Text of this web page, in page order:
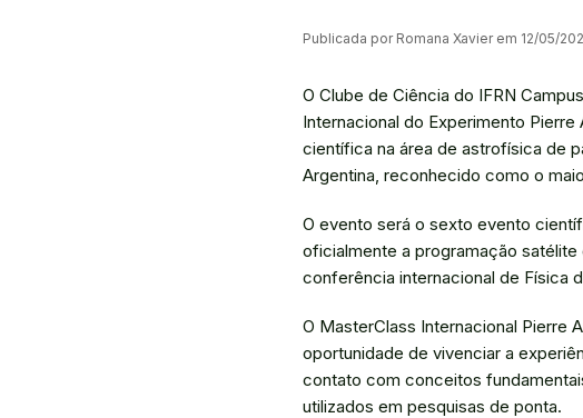
Publicada por Romana Xavier em 12/05/
O Clube de Ciência do IFRN
Internacional do Experimento
científica na área de astrofísica de
Argentina, reconhecido como o
O evento será o sexto evento
oficialmente a programação
conferência internacional de Física
O MasterClass Internacional Pierre
oportunidade de vivenciar a
contato com conceitos
utilizados em pesquisas de ponta.